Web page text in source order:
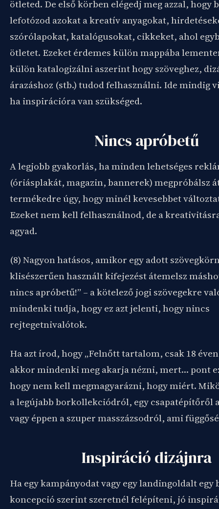
ötleted. De első körben elégedj meg azzal, hogy
lefotózod azokat a kreatív anyagokat,
szórólapokat, katalógusokat, cikkeket, ahol
ötletet. Ezeket érdemes külön mappába
külön katalogizálni aszerint hogy szöveghez,
árazáshoz (stb.) tudod felhasználni. Ide mindig
ha inspirációra van szükséged.
Nincs apróbetű
A legjobb gyakorlás, ha minden lehetséges
(óriásplakát, magazin, bannerek) megpróbálsz
termékedre úgy, hogy minél kevesebbet
Ezeket nem kell felhasználnod, de a
agyad.
(8) Nagyon hatásos, amikor egy adott
klisészerűen használt kifejezést átemelsz
nincs apróbetű!” – a kötelező jogi szövegekre
mindenki tudja, hogy ez azt jelenti, hogy nincs
rejtegetnivalótok.
Ha azt írod, hogy „Felnőtt tartalom, csak 18
akkor mindenki meg akarja nézni, mert… pont
hogy nem kell megmagyarázni, hogy miért.
a legújabb borkollekciódról, egy csapatépítőről
vagy éppen a szuper masszázsodról, ami
Inspiráció dizájnra
Ha egy kampányodat vagy egy landingoldalt egy
koncepció szerint szeretnél felépíteni, jó